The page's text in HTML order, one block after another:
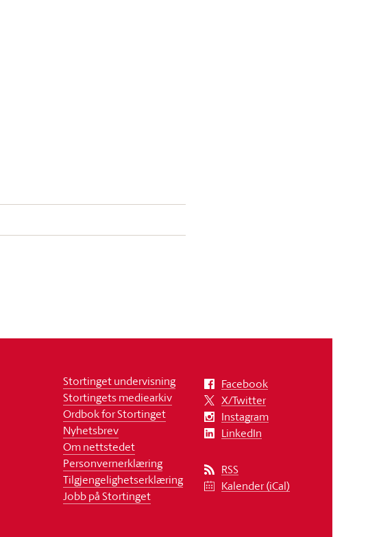
Stortinget undervisning
Stortingets mediearkiv
Ordbok for Stortinget
Nyhetsbrev
Om nettstedet
Personvernerklæring
Tilgjengelighetserklæring
Jobb på Stortinget
Facebook
X/Twitter
Instagram
LinkedIn
RSS
Kalender (iCal)